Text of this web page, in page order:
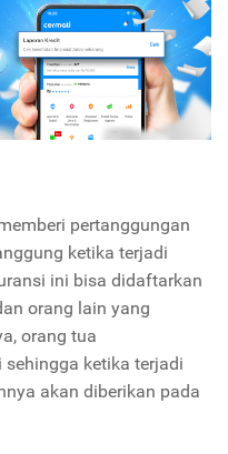
pertanggungan
ketika terjadi
ini bisa didaftarkan
orang lain yang
orang tua
ketika terjadi
akan diberikan pada